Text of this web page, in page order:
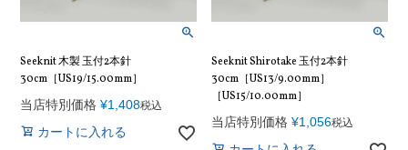
Seeknit 木製 玉付2本針
30cm［US19/15.00mm］
当店特別価格 ¥1,408税込
カートに入れる
Seeknit Shirotake 玉付2本針
30cm［US13/9.00mm］
［US15/10.00mm］
当店特別価格 ¥1,056税込